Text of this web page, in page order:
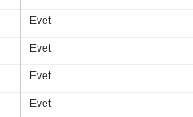
Evet
Evet
Evet
Evet